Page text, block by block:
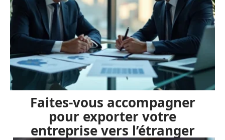
Faites-vous accompagner
pour exporter votre
entreprise vers l’étranger